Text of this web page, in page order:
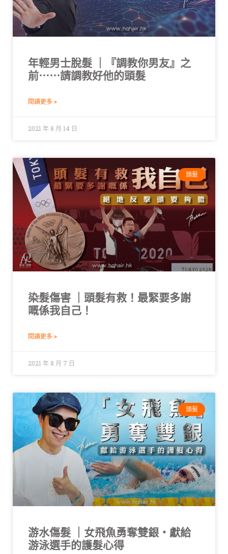
年輕男士脫髮 ｜『調教你男友』之
前⋯⋯請調教好他的頭髮
閱讀更多 »
2021 年 8 月 14 日
頭髮
染髮傷害 ｜頭髮有救！最緊要多謝
嘅係我自己！
閱讀更多 »
2021 年 8 月 7 日
頭髮
游水傷髮 ｜女飛魚勇奪雙銀・獻給
游泳選手的護髮心得